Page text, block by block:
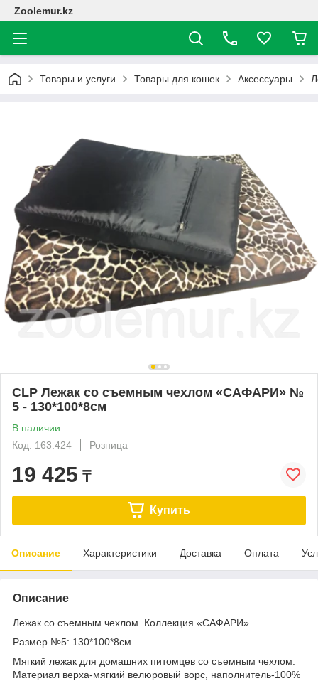
Zoolemur.kz
Товары и услуги Товары для кошек Аксессуары
CLP Лежак со съемным чехлом «САФАРИ» №
5 - 130*100*8см
В наличии
Код: 163.424
Розница
19 425 ₸
Купить
Описание Характеристики Доставка Оплата
Описание
Лежак со съемным чехлом. Коллекция «САФАРИ»
Размер №5: 130*100*8см
Мягкий лежак для домашних питомцев со съемным чехлом.
Материал верха-мягкий велюровый ворс, наполнитель-100%